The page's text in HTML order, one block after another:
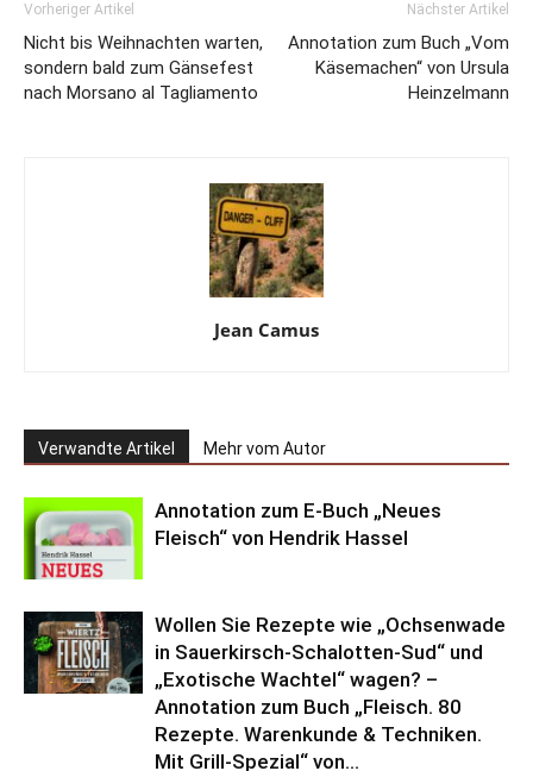
Vorheriger Artikel
Nicht bis Weihnachten warten,
sondern bald zum Gänsefest
nach Morsano al Tagliamento
Nächster Artikel
Annotation zum Buch „Vom
Käsemachen“ von Ursula
Heinzelmann
Jean Camus
Verwandte Artikel Mehr vom Autor
Annotation zum E-Buch „Neues
Fleisch“ von Hendrik Hassel
Wollen Sie Rezepte wie „Ochsenwade
in Sauerkirsch-Schalotten-Sud“ und
„Exotische Wachtel“ wagen? –
Annotation zum Buch „Fleisch. 80
Rezepte. Warenkunde & Techniken.
Mit Grill-Spezial“ von...